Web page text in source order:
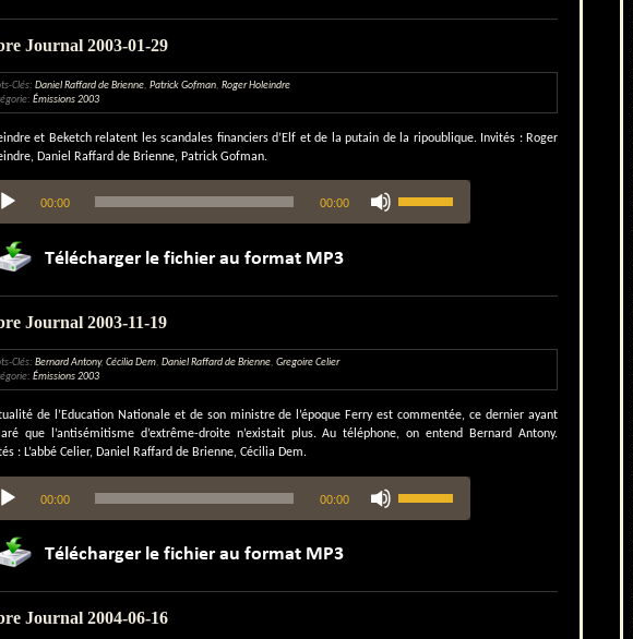
ou
volume.
Journal 2003-01-29
Clés: Daniel Raffard de Brienne, Patrick Gofman, Roger Holeindre
Émissions 2003
et Beketch relatent les scandales financiers d’Elf et de la putain de la ripoublique. Invités : Roger
Daniel Raffard de Brienne, Patrick Gofman.
00:00 00:00
les
flèches
ou
volume.
Journal 2003-11-19
Clés: Bernard Antony, Cécilia Dem, Daniel Raffard de Brienne, Gregoire Celier
Émissions 2003
de l’Education Nationale et de son ministre de l’époque Ferry est commentée, ce dernier ayant
que l’antisémitisme d’extrême-droite n’existait plus. Au téléphone, on entend Bernard Antony.
: L’abbé Celier, Daniel Raffard de Brienne, Cécilia Dem.
00:00 00:00
les
flèches
ou
Journal 2004-06-16